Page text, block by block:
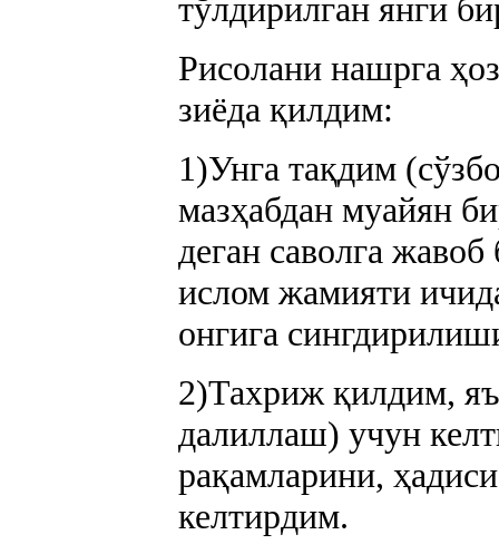
тўлдирилган янги
Рисолани нашрга
зиёда қилдим:
1)Унга тақдим
мазҳабдан муайян
деган саволга
ислом жамияти
онгига
2)Тахриж қилдим,
далиллаш) учун
рақамларини,
келтирдим.